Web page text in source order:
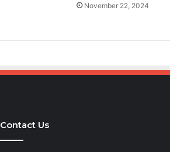
November 22, 2024
Contact Us